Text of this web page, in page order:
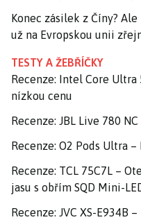
Konec zásilek z Číny?
už na Evropskou unii
TESTY A ŽEBŘÍČKY
Recenze: Intel Core Ultra
nízkou cenu
Recenze: JBL Live 780
Recenze: O2 Pods Ultra
Recenze: TCL 75C7L –
jasu s obřím SQD Mini-
Recenze: JVC XS-E934B